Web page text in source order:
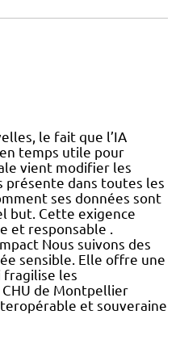
le fait que l’IA
temps utile pour
vient modifier les
présente dans toutes les
ses données sont
but. Cette exigence
et responsable .
Nous suivons des
sensible. Elle offre une
fragilise les
CHU de Montpellier
et souveraine